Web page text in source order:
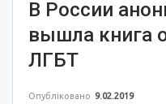
В России
вышла книга
ЛГБТ
Опубліковано 9.02.2019